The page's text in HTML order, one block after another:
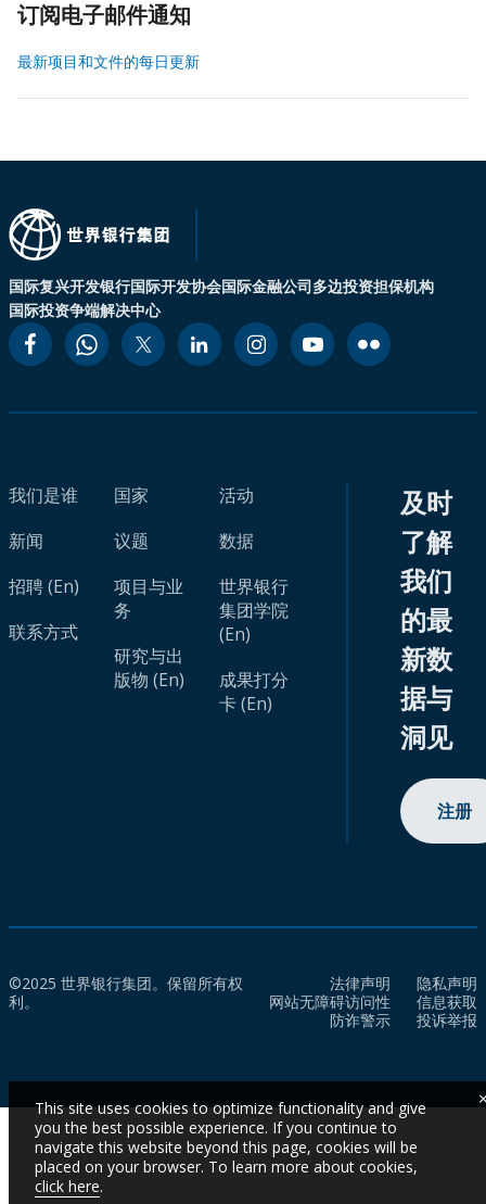
订阅电子邮件通知
最新项目和文件的每日更新
国际复兴开发银行国际开发协会国际金融公司多边投资担保机构
国际投资争端解决中心
我们是谁
新闻
招聘 (En)
联系方式
国家
议题
项目与业
务
研究与出
版物 (En)
活动
数据
世界银行
集团学院
(En)
成果打分
卡 (En)
及时
了解
我们
的最
新数
据与
洞见
注册
©2025 世界银行集团。保留所有权
利。
法律声明
隐私声明
网站无障碍访问性
信息获取
防诈警示
投诉举报
This site uses cookies to optimize functionality and give
you the best possible experience. If you continue to
navigate this website beyond this page, cookies will be
placed on your browser. To learn more about cookies,
click here.